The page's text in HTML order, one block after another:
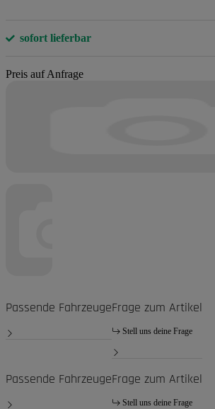
sofort lieferbar
Preis auf Anfrage
Passende FahrzeugeFrage zum Artikel
Stell uns deine Frage
Passende FahrzeugeFrage zum Artikel
Stell uns deine Frage